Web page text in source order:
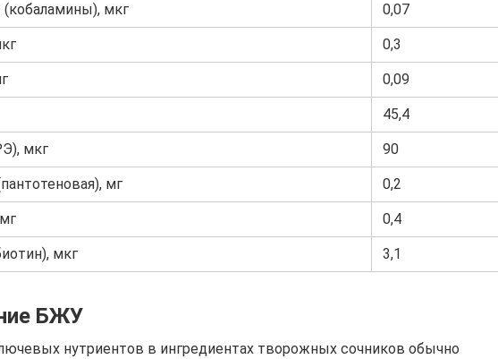
(кобаламины), мкг 0,07
0,3
0,09
45,4
мкг 90
мг 0,2
0,4
мкг 3,1
БЖУ
нутриентов в ингредиентах творожных сочников обычно